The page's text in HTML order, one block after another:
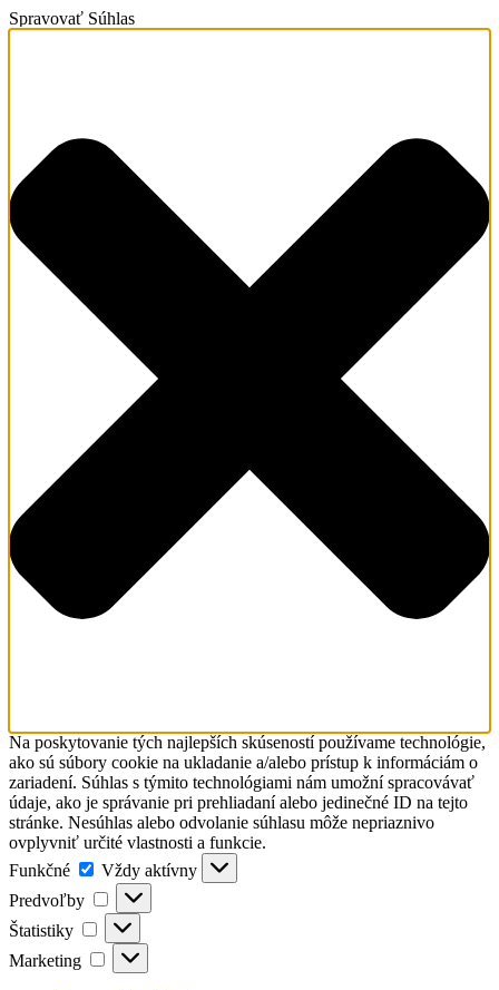
Spravovať Súhlas
Na poskytovanie tých najlepších skúseností používame technológie,
ako sú súbory cookie na ukladanie a/alebo prístup k informáciám o
zariadení. Súhlas s týmito technológiami nám umožní spracovávať
údaje, ako je správanie pri prehliadaní alebo jedinečné ID na tejto
stránke. Nesúhlas alebo odvolanie súhlasu môže nepriaznivo
ovplyvniť určité vlastnosti a funkcie.
Funkčné
Funkčné
Vždy aktívny
Predvoľby
Predvoľby
Štatistiky Štatistiky
Marketing Marketing